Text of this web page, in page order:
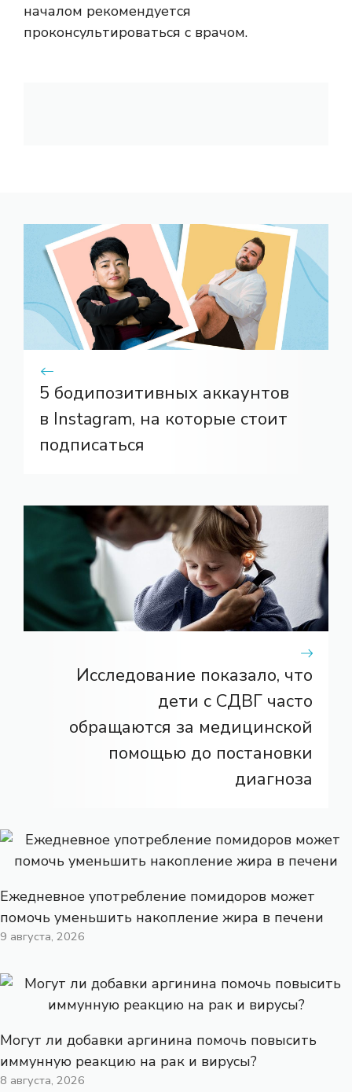
началом рекомендуется
проконсультироваться с врачом.
5 бодипозитивных аккаунтов
в Instagram, на которые стоит
подписаться
Исследование показало, что
дети с СДВГ часто
обращаются за медицинской
помощью до постановки
диагноза
Ежедневное употребление помидоров может
помочь уменьшить накопление жира в печени
9 августа, 2026
Могут ли добавки аргинина помочь повысить
иммунную реакцию на рак и вирусы?
8 августа, 2026